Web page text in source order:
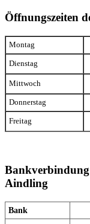
Öffnungszeiten
Montag
Dienstag
Mittwoch
Donnerstag
Freitag
Bankverbindung
Aindling
Bank